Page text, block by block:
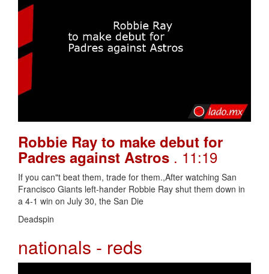
Robbie Ray to make debut for
Padres against Astros . 11:19
If you can"t beat them, trade for them.,After watching San
Francisco Giants left-hander Robbie Ray shut them down in
a 4-1 win on July 30, the San Die
Deadspin
nationals - reds